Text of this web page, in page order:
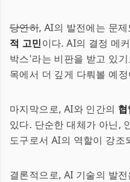
당연히, AI의 발전에는 문
적 고민이다. AI의 결정 메
박스'라는 비판을 받고 있
목에서 더 깊게 다뤄볼 예
마지막으로, AI와 인간의 협
있다. 단순한 대체가 아닌,
도구로서 AI의 역할이 강
결론적으로, AI 기술의 발